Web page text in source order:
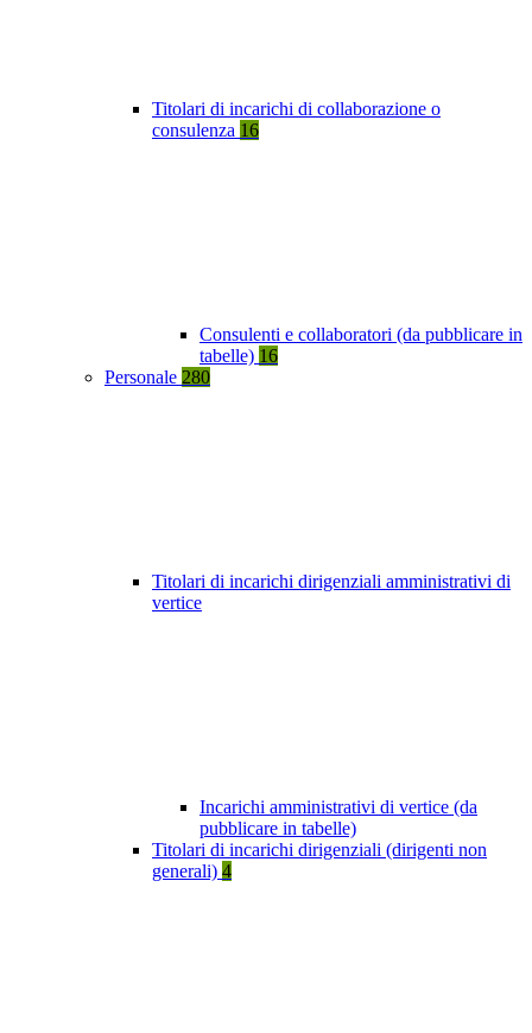
Titolari di incarichi di collaborazione o
consulenza 16
Consulenti e collaboratori (da pubblicare in
tabelle) 16
Personale 280
Titolari di incarichi dirigenziali amministrativi di
vertice
Incarichi amministrativi di vertice (da
pubblicare in tabelle)
Titolari di incarichi dirigenziali (dirigenti non
generali) 4